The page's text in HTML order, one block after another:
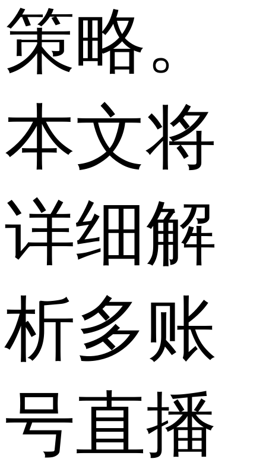
策略。
本文将
详细解
析多账
号直播